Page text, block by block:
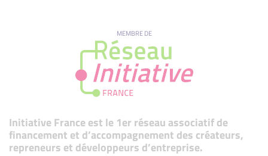
MEMBRE DE
Initiative France est le 1er réseau associatif de
financement et d’accompagnement des créateurs,
repreneurs et développeurs d’entreprise.